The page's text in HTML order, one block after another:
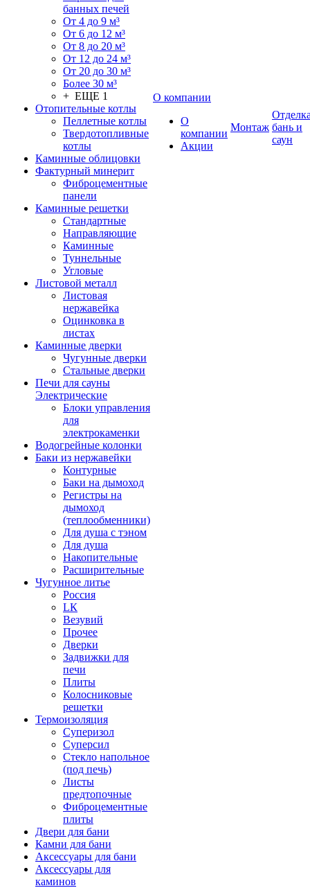
банных печей
От 4 до 9 м³
От 6 до 12 м³
От 8 до 20 м³
От 12 до 24 м³
От 20 до 30 м³
Более 30 м³
+ ЕЩЕ 1
Отопительные котлы
Пеллетные котлы
Твердотопливные
котлы
Каминные облицовки
Фактурный минерит
Фиброцементные
панели
Каминные решетки
Стандартные
Направляющие
Каминные
Туннельные
Угловые
Листовой металл
Листовая
нержавейка
Оцинковка в
листах
Каминные дверки
Чугунные дверки
Стальные дверки
Печи для сауны
Электрические
Блоки управления
для
электрокаменки
Водогрейные колонки
Баки из нержавейки
Контурные
Баки на дымоход
Регистры на
дымоход
(теплообменники)
Для душа с тэном
Для душа
Накопительные
Расширительные
Чугунное литье
Россия
LК
Везувий
Прочее
Дверки
Задвижки для
печи
Плиты
Колосниковые
решетки
Термоизоляция
Суперизол
Суперсил
Стекло напольное
(под печь)
Листы
предтопочные
Фиброцементные
плиты
Двери для бани
Камни для бани
Аксессуары для бани
Аксессуары для
каминов
О компании
О
компании
Акции
Монтаж бань и
саун